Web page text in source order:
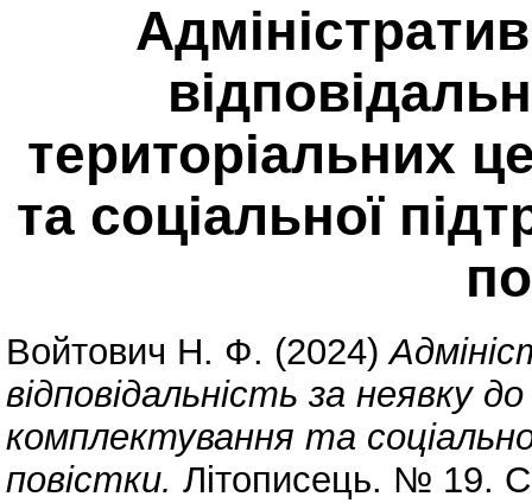
територіальних
та соціальної
Войтович Н. Ф. (2024)
відповідальність за неявку
комплектування та
повістки. Літописець. № 19.